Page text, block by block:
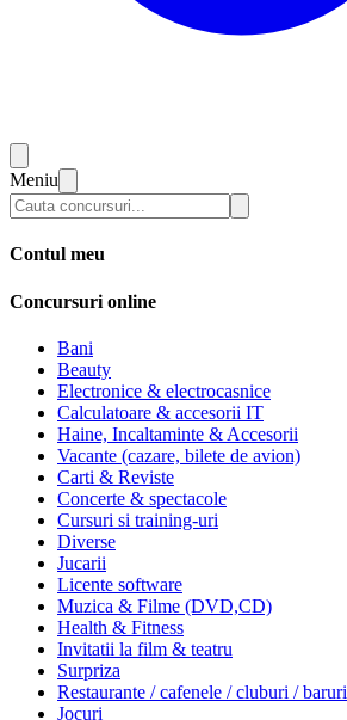
Meniu
Contul meu
Concursuri online
Bani
Beauty
Electronice & electrocasnice
Calculatoare & accesorii IT
Haine, Incaltaminte & Accesorii
Vacante (cazare, bilete de avion)
Carti & Reviste
Concerte & spectacole
Cursuri si training-uri
Diverse
Jucarii
Licente software
Muzica & Filme (DVD,CD)
Health & Fitness
Invitatii la film & teatru
Surpriza
Restaurante / cafenele / cluburi / baruri
Jocuri